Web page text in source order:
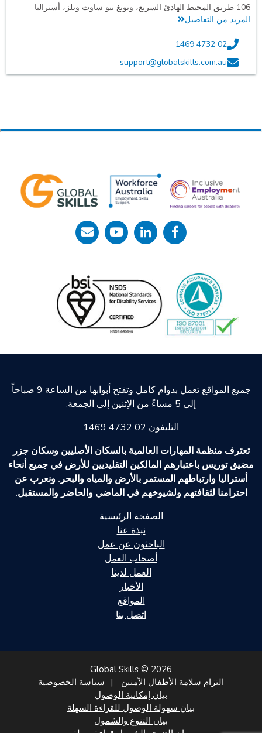
106 طريق المحيط الهادئ السريع، ويونغ نيو ساوث ويلز، أستراليا
المزيد من التفاصيل
02 4732 1469
support@globalskills.com.au
جميع المواقع تعمل بدوام كامل وتفتح أبوابها من الساعة 9 صباحاً
إلى 5 مساءً من الإثنين إلى الجمعة.
التليفون 02 4732 1469
تعترف منظمة المهارات العالمية بالسكان الأصليين وسكان جزر
مضيق توريس باعتبارهم المالكين التقليديين للأرض في جميع أنحاء
أستراليا وارتباطهم المستمر بالأرض والمياه والبحر. ونعرب عن
احترامنا لثقافتهم ولشيوخهم في الماضي والحاضر والمستقبل.
الصفحة الرئيسية
نبذة عنا
الباحثون عن عمل
أصحاب العمل
العمل لدينا
الأخبار
المواقع
اتصل بنا
Global Skills © 2026
التزام سلامة الأطفال الآمنين
سياسة الخصوصية
بيان إمكانية الوصول
بيان سهولة الوصول للقراءة السهلة
بيان التنوع والشمول